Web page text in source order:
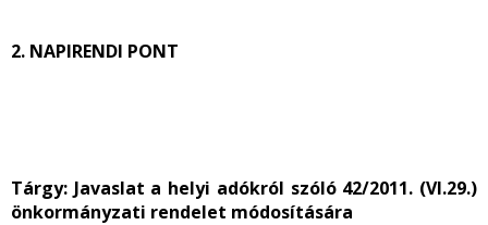
2. NAPIRENDI PONT
Tárgy: Javaslat a helyi adókról szóló 42/2011. (VI.29.)
önkormányzati rendelet módosítására